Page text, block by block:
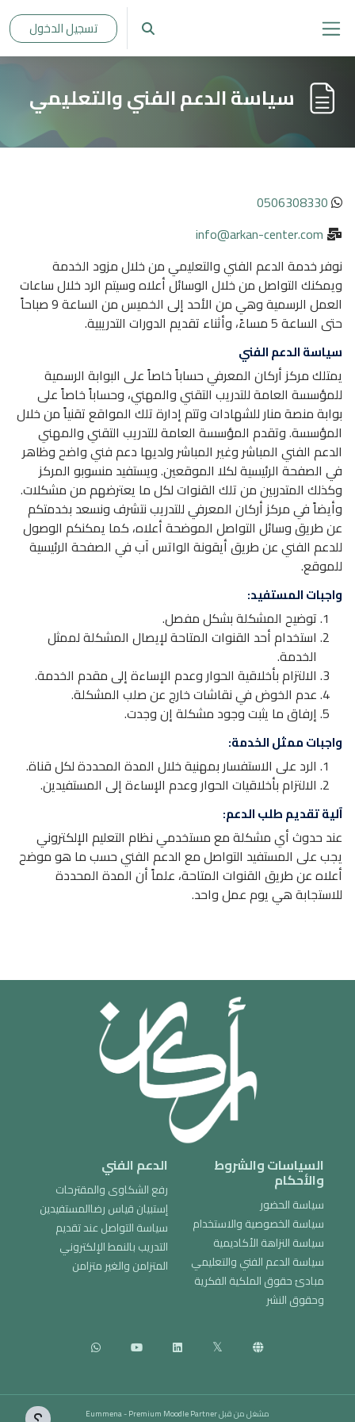
واجهة جانبية تبديل إدخال البحثتسجيل الدخول
سياسة الدعم الفني والتعليمي
0506308330
info@arkan-center.com
نوفر خدمة الدعم الفني والتعليمي من خلال مزود الخدمة
ويمكنك التواصل من خلال الوسائل أعلاه وسيتم الرد خلال ساعات
العمل الرسمية وهي من الأحد إلى الخميس من الساعة 9 صباحاً
حتى الساعة 5 مساءً، وأثناء تقديم الدورات التدريبية.
سياسة الدعم الفني
يمتلك مركز أركان المعرفي حساباً خاصاً على البوابة الرسمية
للمؤسسة العامة للتدريب التقني والمهني، وحساباً خاصاً على
بوابة منصة منار للشهادات وتتم إدارة تلك المواقع تقنياً من خلال
المؤسسة. وتقدم المؤسسة العامة للتدريب التقني والمهني
الدعم الفني المباشر وغير المباشر ولديها دعم فني واضح وظاهر
في الصفحة الرئيسية لكلا الموقعين. ويستفيد منسوبو المركز
وكذلك المتدربين من تلك القنوات لكل ما يعترضهم من مشكلات.
وأيضاً في مركز أركان المعرفي للتدريب نتشرف ونسعد بخدمتكم
عن طريق وسائل التواصل الموضحة أعلاه، كما يمكنكم الوصول
للدعم الفني عن طريق أيقونة الواتس آب في الصفحة الرئيسية
للموقع.
واجبات المستفيد:
توضيح المشكلة بشكل مفصل.
استخدام أحد القنوات المتاحة لإيصال المشكلة لممثل
الخدمة.
الالتزام بأخلاقية الحوار وعدم الإساءة إلى مقدم الخدمة.
عدم الخوض في نقاشات خارج عن صلب المشكلة.
إرفاق ما يثبت وجود مشكلة إن وجدت.
واجبات ممثل الخدمة:
الرد على الاستفسار بمهنية خلال المدة المحددة لكل قناة.
الالتزام بأخلاقيات الحوار وعدم الإساءة إلى المستفيدين.
آلية تقديم طلب الدعم:
عند حدوث أي مشكلة مع مستخدمي نظام التعليم الإلكتروني
يجب على المستفيد التواصل مع الدعم الفني حسب ما هو موضح
أعلاه عن طريق القنوات المتاحة، علماً أن المدة المحددة
للاستجابة هي يوم عمل واحد.
السياسات والشروط
والأحكام
سياسة الحضور
سياسة الخصوصية والاستخدام
سياسة النزاهة الأكاديمية
سياسة الدعم الفني والتعليمي
مبادئ حقوق الملكية الفكرية
وحقوق النشر
الدعم الفني
رفع الشكاوى والمقترحات
إستبيان قياس رضاالمستفيدين
سياسة التواصل عند تقديم
التدريب بالنمط الإلكتروني
المتزامن والغير متزامن
مشغل من قبل Eummena-Premium Moodle Partner